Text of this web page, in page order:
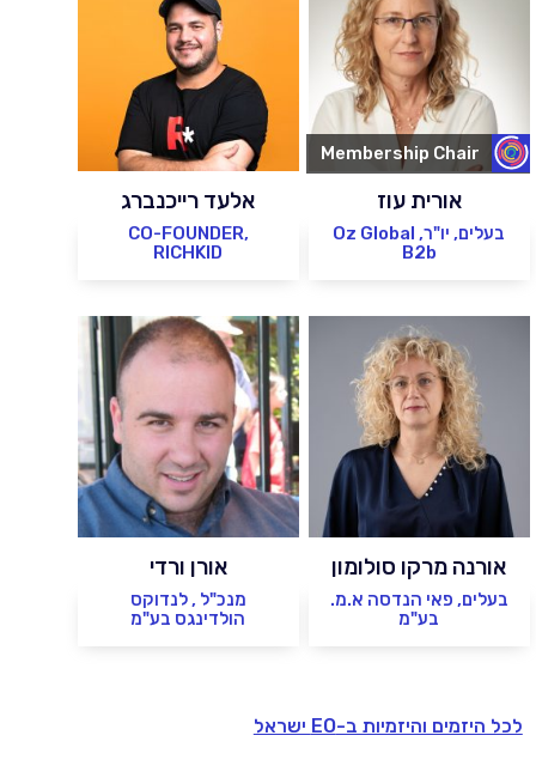
Membership Chair
אורית עוז
בעלים, יו"ר, Oz Global
B2b
אלעד רייכנברג
CO-FOUNDER,
RICHKID
אורנה מרקו סולומון
בעלים, פאי הנדסה א.מ.
בע"מ
אורן ורדי
מנכ"ל , לנדוקס
הולדינגס בע"מ
לכל היזמים והיזמיות ב-EO ישראל